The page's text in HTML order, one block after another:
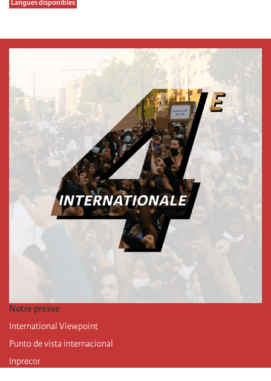
Langues disponibles
Notre presse
International Viewpoint
Punto de vista internacional
Inprecor